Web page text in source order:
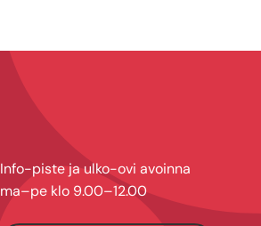
Info-piste ja ulko-ovi avoinna
ma–pe klo 9.00–12.00